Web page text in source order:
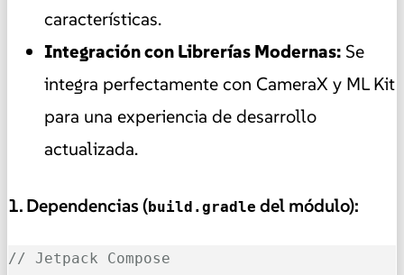
características.
Integración con Librerías Modernas: Se
integra perfectamente con CameraX y ML Kit
para una experiencia de desarrollo
actualizada.
1. Dependencias (build.gradle del módulo):
// Jetpack Compose